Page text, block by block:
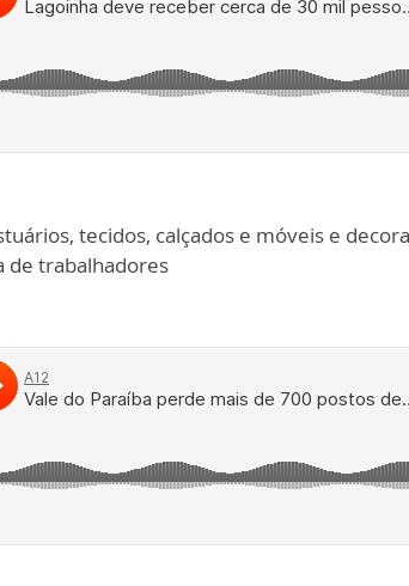
tecidos, calçados e móveis e
de trabalhadores